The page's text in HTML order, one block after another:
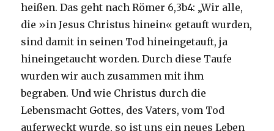
heißen. Das geht nach Römer 6,3b4: „Wir alle,
die »in Jesus Christus hinein« getauft wurden,
sind damit in seinen Tod hineingetauft, ja
hineingetaucht worden. Durch diese Taufe
wurden wir auch zusammen mit ihm
begraben. Und wie Christus durch die
Lebensmacht Gottes, des Vaters, vom Tod
auferweckt wurde, so ist uns ein neues Leben